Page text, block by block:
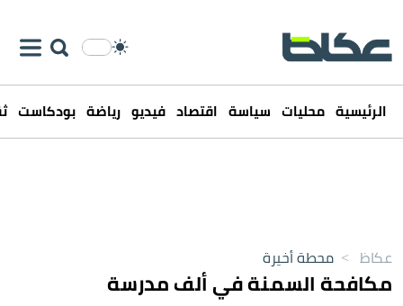
الرئيسية محليات سياسة اقتصاد فيديو رياضة بودكاست
عكاظ > محطة أخيرة
مكافحة السمنة في ألف مدرسة